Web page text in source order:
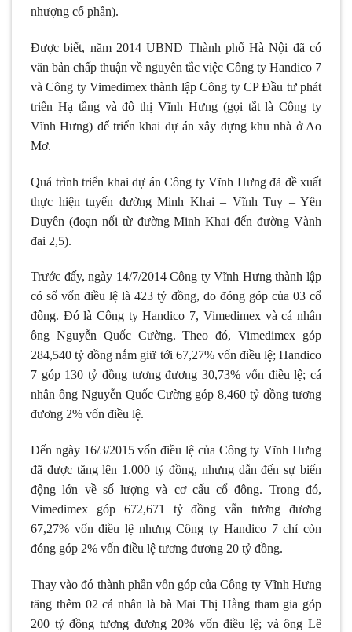
nhượng cổ phần).
Được biết, năm 2014 UBND Thành phố Hà Nội đã có
văn bản chấp thuận về nguyên tắc việc Công ty Handico 7
và Công ty Vimedimex thành lập Công ty CP Đầu tư phát
triển Hạ tầng và đô thị Vĩnh Hưng (gọi tắt là Công ty
Vĩnh Hưng) để triển khai dự án xây dựng khu nhà ở Ao
Mơ.
Quá trình triển khai dự án Công ty Vĩnh Hưng đã đề xuất
thực hiện tuyến đường Minh Khai – Vĩnh Tuy – Yên
Duyên (đoạn nối từ đường Minh Khai đến đường Vành
đai 2,5).
Trước đấy, ngày 14/7/2014 Công ty Vĩnh Hưng thành lập
có số vốn điều lệ là 423 tỷ đồng, do đóng góp của 03 cổ
đông. Đó là Công ty Handico 7, Vimedimex và cá nhân
ông Nguyễn Quốc Cường. Theo đó, Vimedimex góp
284,540 tỷ đồng nắm giữ tới 67,27% vốn điều lệ; Handico
7 góp 130 tỷ đồng tương đương 30,73% vốn điều lệ; cá
nhân ông Nguyễn Quốc Cường góp 8,460 tỷ đồng tương
đương 2% vốn điều lệ.
Đến ngày 16/3/2015 vốn điều lệ của Công ty Vĩnh Hưng
đã được tăng lên 1.000 tỷ đồng, nhưng dẫn đến sự biến
động lớn về số lượng và cơ cấu cổ đông. Trong đó,
Vimedimex góp 672,671 tỷ đồng vẫn tương đương
67,27% vốn điều lệ nhưng Công ty Handico 7 chỉ còn
đóng góp 2% vốn điều lệ tương đương 20 tỷ đồng.
Thay vào đó thành phần vốn góp của Công ty Vĩnh Hưng
tăng thêm 02 cá nhân là bà Mai Thị Hằng tham gia góp
200 tỷ đồng tương đương 20% vốn điều lệ; và ông Lê